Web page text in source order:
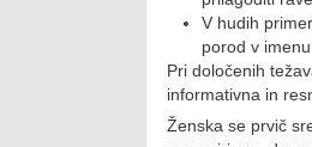
V hudih
porod v
Pri določenih
informativna in
Ženska se prvič